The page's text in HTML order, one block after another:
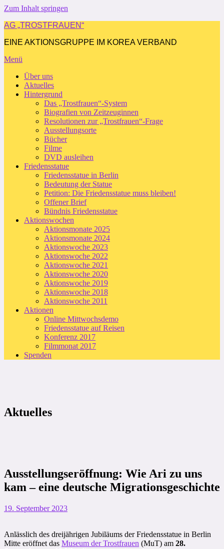
Zum Inhalt springen
AG „TROSTFRAUEN“
EINE AKTIONSGRUPPE IM KOREA VERBAND
Menü
Über uns
Aktuelles
Hintergrund
Das „Trostfrauen“-System
Biografien von Zeitzeuginnen
Resolutionen zur „Trostfrauen“-Frage
Ausstellungsorte
Bücher
Filme
DVD ausleihen
Friedensstatue
Friedensstatue in Berlin
Bedeutung der Statue
Petition: Die Friedensstatue muss bleiben!
Offener Brief
Bündnis Friedensstatue
Aktionswochen
Aktionsmonate 2025
Aktionsmonate 2024
Aktionswoche 2023
Aktionswoche 2022
Aktionswoche 2021
Aktionswoche 2020
Aktionswoche 2019
Aktionswoche 2018
Aktionswoche 2011
Aktionen
Online Mittwochsdemo
Friedensstatue auf Reisen
Konferenz 2017
Filmmonat 2017
Spenden
Aktuelles
Ausstellungseröffnung: Wie Ari zu uns
kam – eine deutsche Migrationsgeschichte
19. September 2023
Anlässlich des dreijährigen Jubiläums der Friedensstatue in Berlin
Mitte eröffnet das Museum der Trostfrauen (MuT) am 28.